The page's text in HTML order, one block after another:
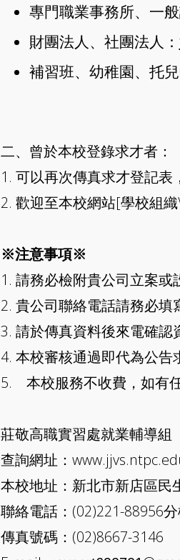
專門職業事務所、一般
財團法人、社團法人：
補習班、幼稚園、托兒
二、曾於本校登錄求才者：
1. 可以再次傳真求才登記表
2. 歡迎至本校網站[學校組
※注意事項※
1. 請務必檢附貴公司立案
2. 貴公司聯絡電話請務必填
3. 請於傳真資料後來電確認
4. 本校審核通過即代為公
5. 本校服務不收費，如有
莊敬高職實習處就業輔導組
查詢網址：
本校地址：新北市新店區民
聯絡電話：(02)221-88956
傳真號碼：(02)8667-3146